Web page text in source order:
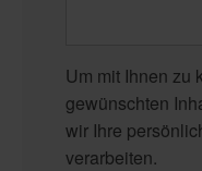
Um mit Ihnen zu
gewünschten
wir Ihre
verarbeiten.